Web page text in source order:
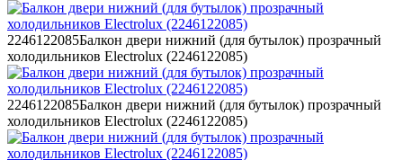
2246122085Балкон двери нижний (для бутылок) прозрачный
холодильников Electrolux (2246122085)
2246122085Балкон двери нижний (для бутылок) прозрачный
холодильников Electrolux (2246122085)